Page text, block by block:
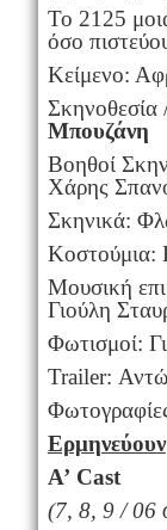
Το 2125
όσο
Κείμενο:
Σκηνοθεσία
Μπουζάνη
Βοηθοί
Χάρης
Σκηνικά:
Μουσική
Γιούλη
Φωτισμοί:
Trailer:
Ερμηνεύουν
Α’ Cast
(7, 8, 9 / 06